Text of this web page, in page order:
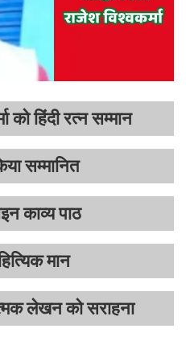
को हिंदी रत्न सम्मान
सम्मानित
काव्य पाठ
मान
लेखन को सराहना